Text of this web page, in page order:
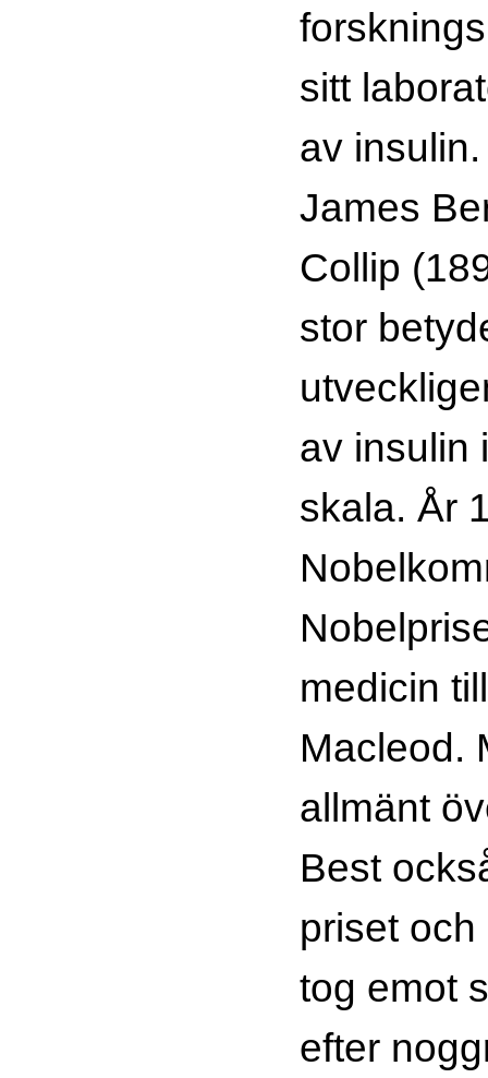
sitt
av
James
Collip
stor
av insulin
skala. År
medicin
Macleod.
allmänt
Best
priset
tog emot
efter